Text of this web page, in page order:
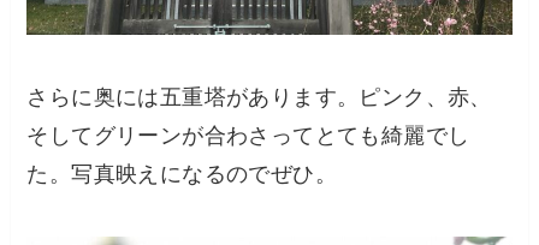
さらに奥には五重塔があります。ピンク、赤、
そしてグリーンが合わさってとても綺麗でし
た。写真映えになるのでぜひ。